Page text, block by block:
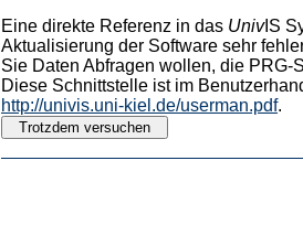
Eine direkte Referenz in das UnivIS
Aktualisierung der Software sehr
Sie Daten Abfragen wollen, die PRG-
Diese Schnittstelle ist im
http://univis.uni-kiel.de/userman.pdf.